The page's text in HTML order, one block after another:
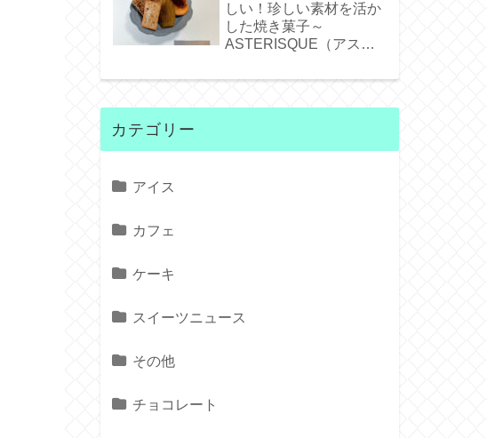
しい！珍しい素材を活か
した焼き菓子～
ASTERISQUE（アステ
カテゴリー
アイス
カフェ
ケーキ
スイーツニュース
その他
チョコレート